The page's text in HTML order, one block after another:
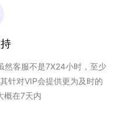
然客服不是7X24小时，至少
针对VIP会提供更为及时的
概在7天内